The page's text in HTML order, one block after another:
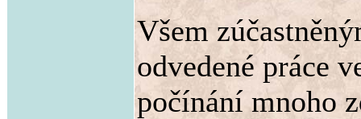
Všem
odvedené práce
počínání mnoho